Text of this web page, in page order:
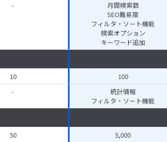
-
月間検索数
SEO難易度
フィルタ・ソート機能
検索オプション
キーワード追加
10 100
-
統計情報
フィルタ・ソート機能
50 5,000